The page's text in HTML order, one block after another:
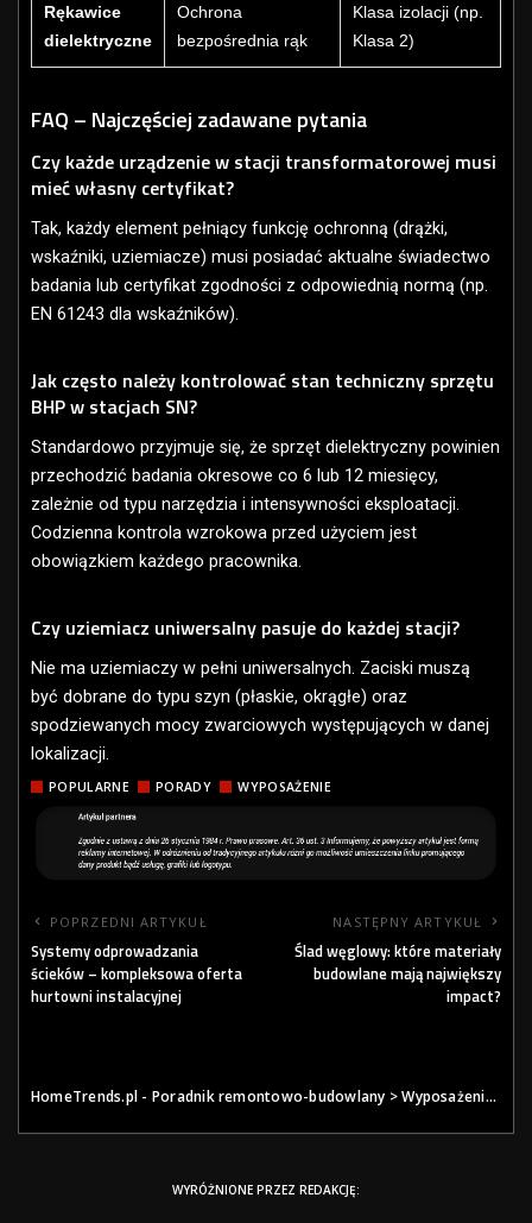
Rękawice
dielektryczne
Ochrona
bezpośrednia rąk
Klasa izolacji (np.
Klasa 2)
FAQ – Najczęściej zadawane pytania
Czy każde urządzenie w stacji transformatorowej musi
mieć własny certyfikat?
Tak, każdy element pełniący funkcję ochronną (drążki,
wskaźniki, uziemiacze) musi posiadać aktualne świadectwo
badania lub certyfikat zgodności z odpowiednią normą (np.
EN 61243 dla wskaźników).
Jak często należy kontrolować stan techniczny sprzętu
BHP w stacjach SN?
Standardowo przyjmuje się, że sprzęt dielektryczny powinien
przechodzić badania okresowe co 6 lub 12 miesięcy,
zależnie od typu narzędzia i intensywności eksploatacji.
Codzienna kontrola wzrokowa przed użyciem jest
obowiązkiem każdego pracownika.
Czy uziemiacz uniwersalny pasuje do każdej stacji?
Nie ma uziemiaczy w pełni uniwersalnych. Zaciski muszą
być dobrane do typu szyn (płaskie, okrągłe) oraz
spodziewanych mocy zwarciowych występujących w danej
lokalizacji.
POPULARNE PORADY WYPOSAŻENIE
POPRZEDNI ARTYKUŁ
Systemy odprowadzania
ścieków – kompleksowa oferta
hurtowni instalacyjnej
NASTĘPNY ARTYKUŁ
Ślad węglowy: które materiały
budowlane mają największy
impact?
HomeTrends.pl - Poradnik remontowo-budowlany >Wyposażenie >
WYRÓŻNIONE PRZEZ REDAKCJĘ: